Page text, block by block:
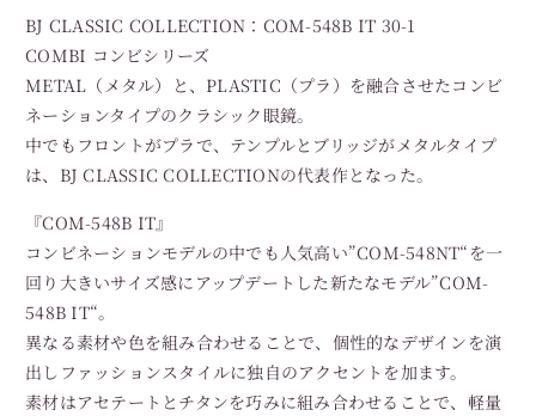
BJ CLASSIC COLLECTION：COM-548B IT 30-1
COMBI コンビシリーズ
METAL（メタル）と、PLASTIC（プラ）を融合させたコンビ
ネーションタイプのクラシック眼鏡。
中でもフロントがプラで、テンプルとブリッジがメタルタイプ
は、BJ CLASSIC COLLECTIONの代表作となった。
『COM-548B IT』
コンビネーションモデルの中でも人気高い”COM-548NT“を一
回り大きいサイズ感にアップデートした新たなモデル”COM-
548B IT“。
異なる素材や色を組み合わせることで、個性的なデザインを演
出しファッションスタイルに独自のアクセントを加ます。
素材はアセテートとチタンを巧みに組み合わせることで、軽量